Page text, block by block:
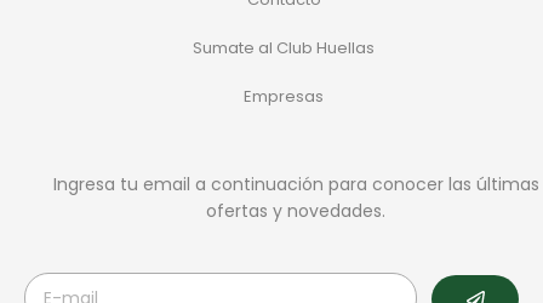
Sumate al Club Huellas
Empresas
Ingresa tu email a continuación para conocer las últimas
ofertas y novedades.